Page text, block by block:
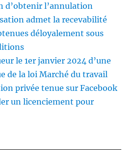
d’obtenir l’annulation
admet la recevabilité
déloyalement sous
le 1er janvier 2024 d’une
de la loi Marché du travail
privée tenue sur Facebook
un licenciement pour